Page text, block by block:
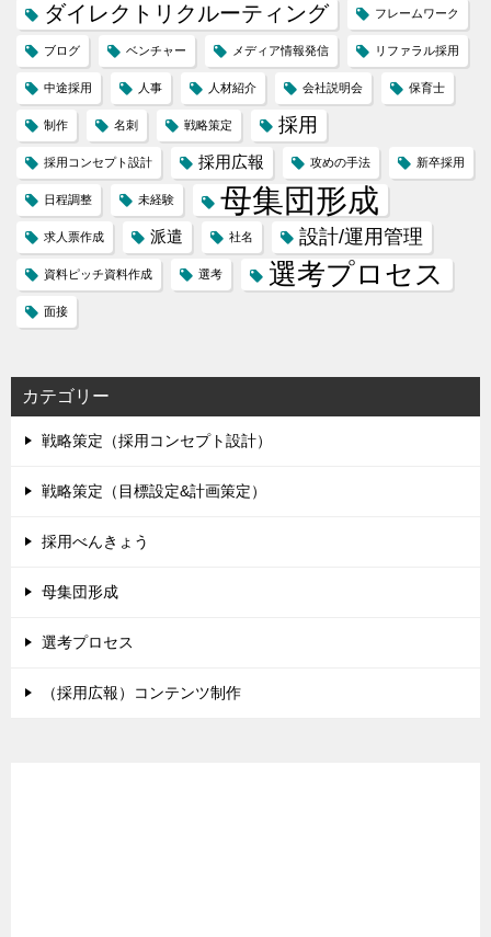
ダイレクトリクルーティング フレームワーク
ブログ ベンチャー メディア情報発信 リファラル採用
中途採用 人事 人材紹介 会社説明会 保育士
制作 名刺 戦略策定 採用
採用コンセプト設計 採用広報 攻めの手法 新卒採用
日程調整 未経験 母集団形成
求人票作成 派遣 社名 設計/運用管理
資料ピッチ資料作成 選考 選考プロセス
面接
カテゴリー
戦略策定（採用コンセプト設計）
戦略策定（目標設定&計画策定）
採用べんきょう
母集団形成
選考プロセス
（採用広報）コンテンツ制作